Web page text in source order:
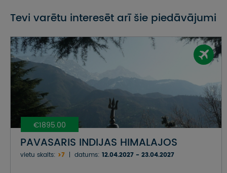
Tevi varētu interesēt arī šie piedāvājumi
€1895.00
PAVASARIS INDIJAS HIMALAJOS
vietu skaits: >7 datums: 12.04.2027 - 23.04.2027